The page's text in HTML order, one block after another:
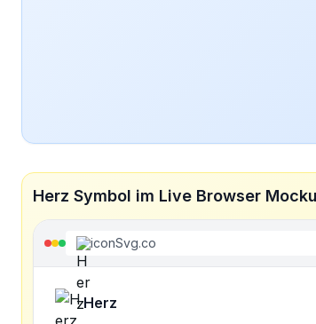
Herz Symbol im Live Browser
iconSvg.co
Herz